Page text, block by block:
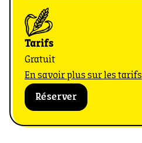
Tarifs
Gratuit
En savoir plus sur les tarifs
Réserver